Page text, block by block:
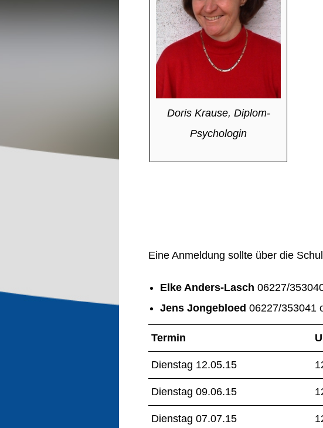
Doris Krause, Diplom-
Psychologin
Eine Anmeldung sollte über die
Elke Anders-Lasch06227/
Jens Jongebloed06227/353041
Termin
Dienstag 12.05.15
Dienstag 09.06.15
Dienstag 07.07.15